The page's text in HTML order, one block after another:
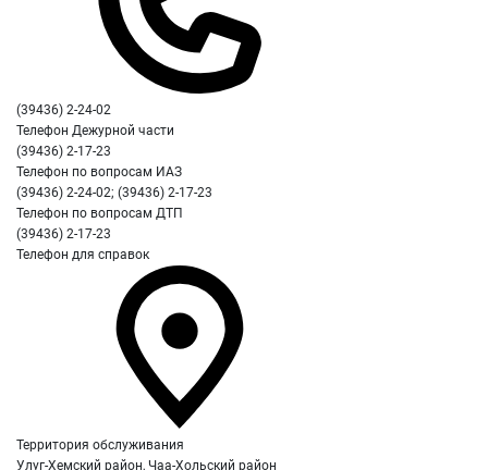
(39436) 2-24-02
Телефон Дежурной части
(39436) 2-17-23
Телефон по вопросам ИАЗ
(39436) 2-24-02; (39436) 2-17-23
Телефон по вопросам ДТП
(39436) 2-17-23
Телефон для справок
Территория обслуживания
Улуг-Хемский район, Чаа-Хольский район